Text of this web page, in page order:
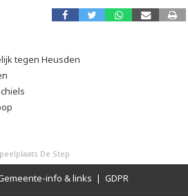
tegen Heusden
De Step
info & links | GDPR